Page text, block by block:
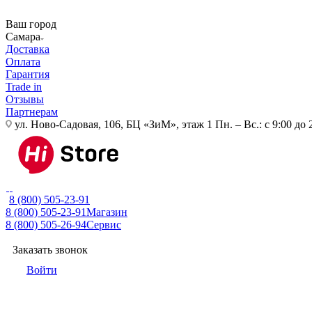
Ваш город
Самара
Доставка
Оплата
Гарантия
Trade in
Отзывы
Партнерам
ул. Ново-Садовая, 106, БЦ «ЗиМ», этаж 1 Пн. – Вс.: с 9:00 до
8 (800) 505-23-91
8 (800) 505-23-91Магазин
8 (800) 505-26-94Сервис
Заказать звонок
Войти